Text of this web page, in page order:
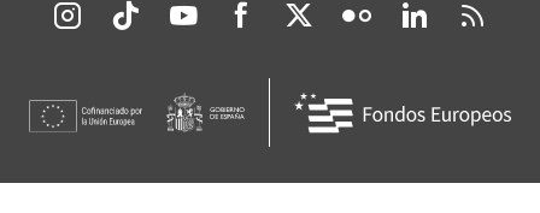
Redes sociales JCCM